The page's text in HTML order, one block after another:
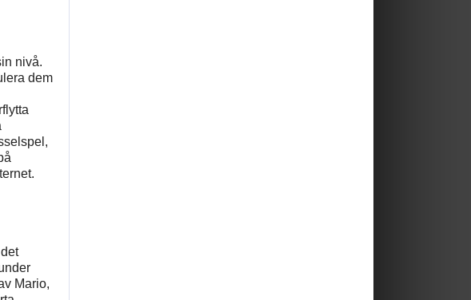
nivå.
dem
Mario,